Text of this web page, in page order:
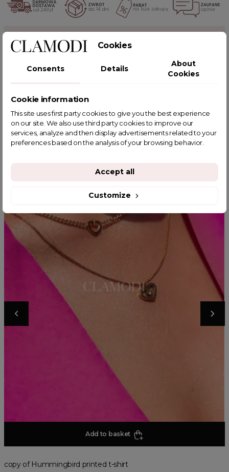
YOU MIGHT ALSO LIKE
Add to basket
copy of Hummingbird printed t-shirt
Cookies
Consents Details
About
Cookies
Cookie information
This site uses first party cookies to give you the best experience
on our site. We also use third party cookies to improve our
services, analyze and then display advertisements related to your
preferences based on the analysis of your browsing behavior.
Customize
Accept all